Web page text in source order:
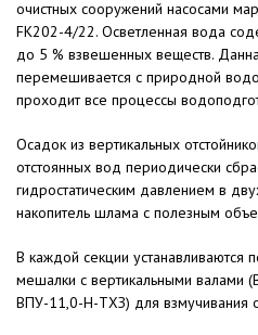
очистных сооружений насосами
FK202-4/22. Осветленная вода
до 5 % взвешенных веществ.
перемешивается с природной
проходит все процессы
Осадок из вертикальных
отстоянных вод периодически
гидростатическим давлением в
накопитель шлама с полезным
В каждой секции устанавливаются
мешалки с вертикальными
ВПУ-11,0-Н-ТХЗ) для взмучивания